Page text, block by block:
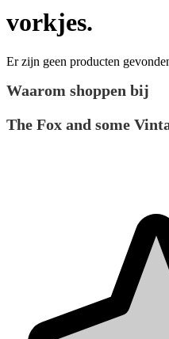
vorkjes
Er zijn geen producten
Waarom shoppen bij
The Fox and some